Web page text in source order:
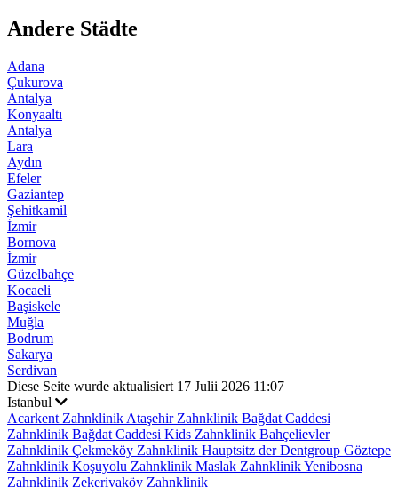
Andere Städte
Adana
Çukurova
Antalya
Konyaaltı
Antalya
Lara
Aydın
Efeler
Gaziantep
Şehitkamil
İzmir
Bornova
İzmir
Güzelbahçe
Kocaeli
Başiskele
Muğla
Bodrum
Sakarya
Serdivan
Diese Seite wurde aktualisiert 17 Julii 2026 11:07
Istanbul
Acarkent Zahnklinik Ataşehir Zahnklinik Bağdat Caddesi
Zahnklinik Bağdat Caddesi Kids Zahnklinik Bahçelievler
Zahnklinik Çekmeköy Zahnklinik Hauptsitz der Dentgroup Göztepe
Zahnklinik Koşuyolu Zahnklinik Maslak ZahnklinikYenibosna
Zahnklinik Zekeriyaköy Zahnklinik